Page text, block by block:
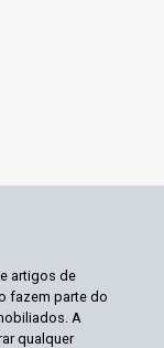
artigos de
fazem parte do
A
qualquer